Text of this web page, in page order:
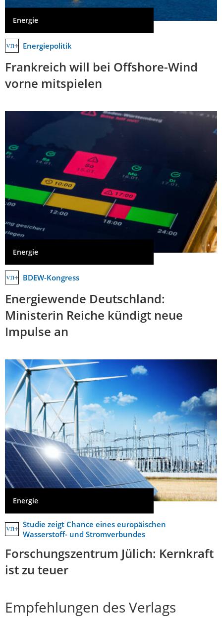
Energie
Energiepolitik
Frankreich will bei Offshore-Wind
vorne mitspielen
Energie
BDEW-Kongress
Energiewende Deutschland:
Ministerin Reiche kündigt neue
Impulse an
Energie
Studie zeigt Chance eines europäischen
Wasserstoff- und Stromverbundes
Forschungszentrum Jülich: Kernkraft
ist zu teuer
Empfehlungen des Verlags